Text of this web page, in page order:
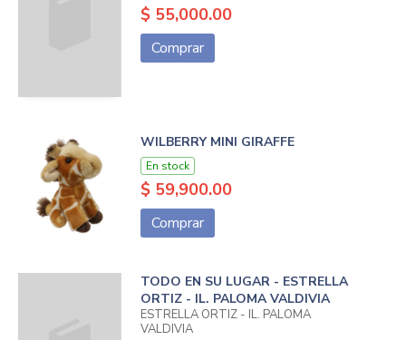
$ 55,000.00
Comprar
WILBERRY MINI GIRAFFE
En stock
$ 59,900.00
Comprar
TODO EN SU LUGAR - ESTRELLA
ORTIZ - IL. PALOMA VALDIVIA
ESTRELLA ORTIZ - IL. PALOMA
VALDIVIA